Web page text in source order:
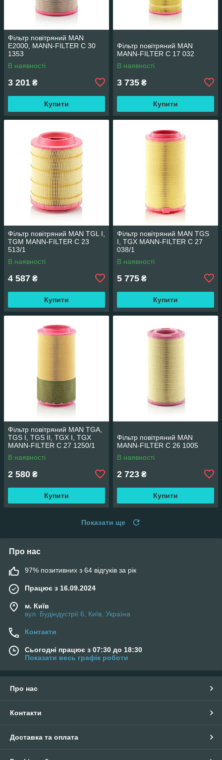
Фільтр повітряний MAN
E2000, MANN-FILTER C 30
1353
В наявності
3 201 ₴
Купити
Фільтр повітряний MAN
MANN-FILTER C 17 032
В наявності
3 735 ₴
Купити
Фільтр повітряний MAN TGL I,
TGM MANN-FILTER C 23
513/1
В наявності
4 587 ₴
Купити
Фільтр повітряний MAN TGS
I, TGX MANN-FILTER C 27
038/1
В наявності
5 775 ₴
Купити
Фільтр повітряний MAN TGA,
TGS I, TGS II, TGX I, TGX
MANN-FILTER C 27 1250/1
В наявності
2 580 ₴
Купити
Фільтр повітряний MAN
MANN-FILTER C 26 1005
В наявності
2 723 ₴
Купити
Показати ще
Про нас
97% позитивних з 64 відгуків за рік
Працює з 16.09.2024
м. Київ
вул. Будіндустрії 6, Київ, Україна
Контакти
Сьогодні працює з 07:30 до 18:30
Показати весь графік роботи
Про нас
Контакти
Доставка та оплата